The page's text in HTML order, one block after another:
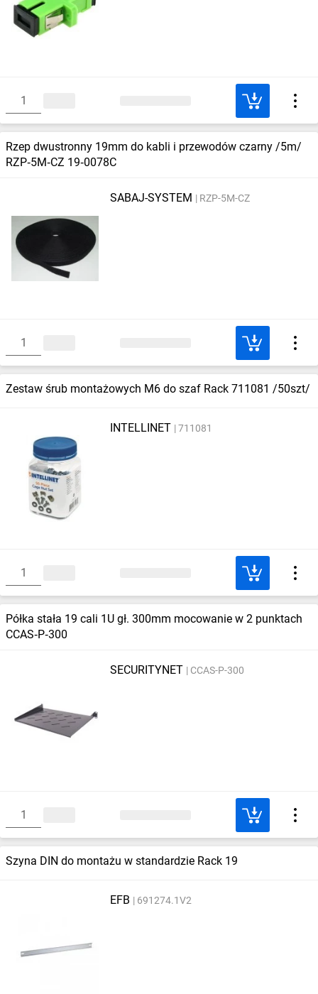
Rzep dwustronny 19mm do kabli i przewodów czarny /5m/
RZP‑5M‑CZ 19‑0078C
SABAJ-SYSTEM RZP-5M-CZ
Zestaw śrub montażowych M6 do szaf Rack 711081 /50szt/
INTELLINET 711081
Półka stała 19 cali 1U gł. 300mm mocowanie w 2 punktach
CCAS‑P‑300
SECURITYNET CCAS-P-300
Szyna DIN do montażu w standardzie Rack 19
EFB 691274.1V2